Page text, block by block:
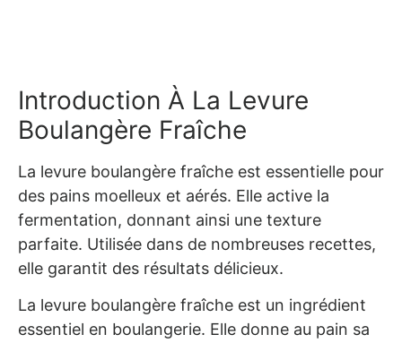
Introduction À La Levure
Boulangère Fraîche
La levure boulangère fraîche est essentielle pour
des pains moelleux et aérés. Elle active la
fermentation, donnant ainsi une texture
parfaite. Utilisée dans de nombreuses recettes,
elle garantit des résultats délicieux.
La levure boulangère fraîche est un ingrédient
essentiel en boulangerie. Elle donne au pain sa